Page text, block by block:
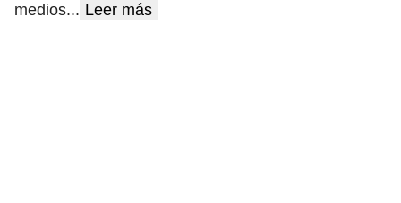
medios... Leer más